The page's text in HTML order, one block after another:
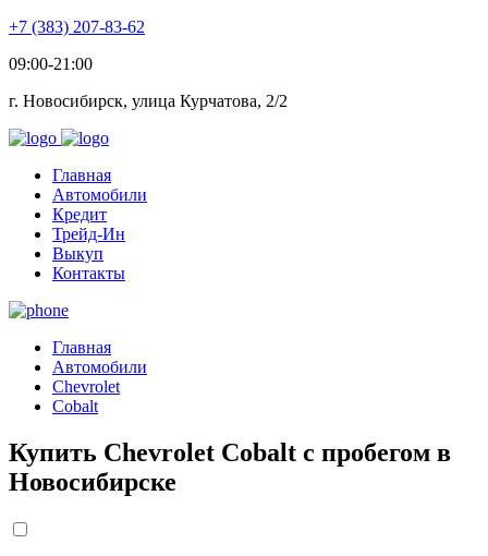
+7 (383) 207-83-62
09:00-21:00
г. Новосибирск, улица Курчатова, 2/2
Главная
Автомобили
Кредит
Трейд-Ин
Выкуп
Контакты
Главная
Автомобили
Chevrolet
Cobalt
Купить Chevrolet Cobalt с пробегом в
Новосибирске